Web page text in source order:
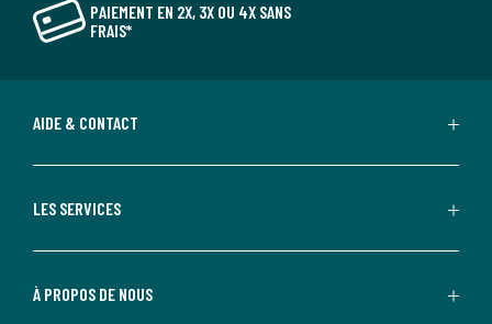
PAIEMENT EN 2X, 3X OU 4X SANS
FRAIS*
AIDE & CONTACT
LES SERVICES
À PROPOS DE NOUS